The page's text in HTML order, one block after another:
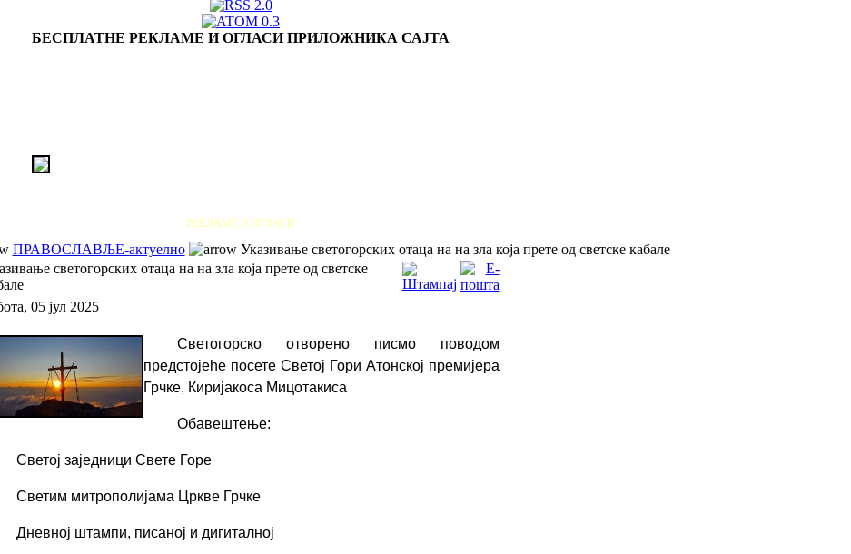
БЕСПЛАТНЕ РЕКЛАМЕ И ОГЛАСИ ПРИЛОЖНИКА САЈТА
РЕКЛАМЕ И ОГЛАСИ
ПРАВОСЛАВЉЕ-актуелно
Указивање светогорских отаца на на зла која прете од светске кабале
светогорских отаца на на зла која прете од светске
05 јул 2025
Светогорско отворено писмо поводом
предстојеће посете Светој Гори Атонској премијера
Грчке, Киријакоса Мицотакиса
Обавештење:
Светој заједници Свете Горе
Светим митрополијама Цркве Грчке
Дневној штампи, писаној и дигиталној